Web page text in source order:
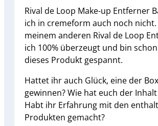
Rival de Loop Make-up Entferner
ich in cremeform auch noch nicht.
meinem anderen Rival de Loop
ich 100% überzeugt und bin
dieses Produkt gespannt.
Hattet ihr auch Glück, eine der
gewinnen? Wie hat euch der
Habt ihr Erfahrung mit den
Produkten gemacht?